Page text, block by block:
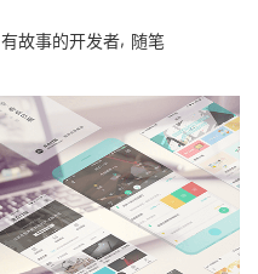
有故事的开发者 随笔